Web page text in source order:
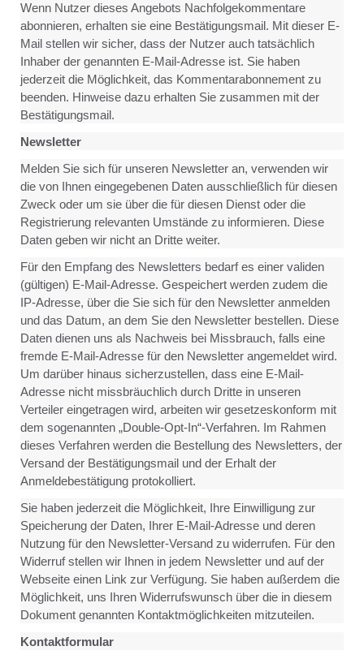
Wenn Nutzer dieses Angebots Nachfolgekommentare
abonnieren, erhalten sie eine Bestätigungsmail. Mit dieser E-
Mail stellen wir sicher, dass der Nutzer auch tatsächlich
Inhaber der genannten E-Mail-Adresse ist. Sie haben
jederzeit die Möglichkeit, das Kommentarabonnement zu
beenden. Hinweise dazu erhalten Sie zusammen mit der
Bestätigungsmail.
Newsletter
Melden Sie sich für unseren Newsletter an, verwenden wir
die von Ihnen eingegebenen Daten ausschließlich für diesen
Zweck oder um sie über die für diesen Dienst oder die
Registrierung relevanten Umstände zu informieren. Diese
Daten geben wir nicht an Dritte weiter.
Für den Empfang des Newsletters bedarf es einer validen
(gültigen) E-Mail-Adresse. Gespeichert werden zudem die
IP-Adresse, über die Sie sich für den Newsletter anmelden
und das Datum, an dem Sie den Newsletter bestellen. Diese
Daten dienen uns als Nachweis bei Missbrauch, falls eine
fremde E-Mail-Adresse für den Newsletter angemeldet wird.
Um darüber hinaus sicherzustellen, dass eine E-Mail-
Adresse nicht missbräuchlich durch Dritte in unseren
Verteiler eingetragen wird, arbeiten wir gesetzeskonform mit
dem sogenannten „Double-Opt-In“-Verfahren. Im Rahmen
dieses Verfahren werden die Bestellung des Newsletters, der
Versand der Bestätigungsmail und der Erhalt der
Anmeldebestätigung protokolliert.
Sie haben jederzeit die Möglichkeit, Ihre Einwilligung zur
Speicherung der Daten, Ihrer E-Mail-Adresse und deren
Nutzung für den Newsletter-Versand zu widerrufen. Für den
Widerruf stellen wir Ihnen in jedem Newsletter und auf der
Webseite einen Link zur Verfügung. Sie haben außerdem die
Möglichkeit, uns Ihren Widerrufswunsch über die in diesem
Dokument genannten Kontaktmöglichkeiten mitzuteilen.
Kontaktformular